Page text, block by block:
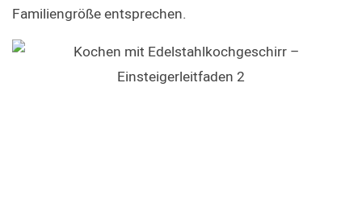
Familiengröße entsprechen.